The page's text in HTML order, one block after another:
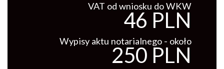
VAT od wniosku do WKW
46 PLN
Wypisy aktu notarialnego - około
250 PLN